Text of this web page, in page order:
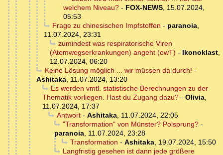
welchem Niveau? - FOX-NEWS, 15.07.2024,
05:53
Frage zu chinesischen Impfstoffen - paranoia,
11.07.2024, 23:31
zumindest was respiratorische Viren
(Atemwegserkrankungen) angeht (owT) - Ikonoklast,
12.07.2024, 06:20
Keine Lösung möglich ... wir müssen da durch! -
Ashitaka, 11.07.2024, 13:20
Es werden vmtl. statistische Berechnungen zu der
Thematik vorliegen. Hast du Zugang dazu? - Olivia,
11.07.2024, 17:37
Antwort- Ashitaka, 11.07.2024, 22:05
"Transformation" von Münster? Polsprung?-
paranoia, 11.07.2024, 23:28
Transformation - Ashitaka, 19.07.2024, 15:50
Langfristig gesehen ist dann jede größere